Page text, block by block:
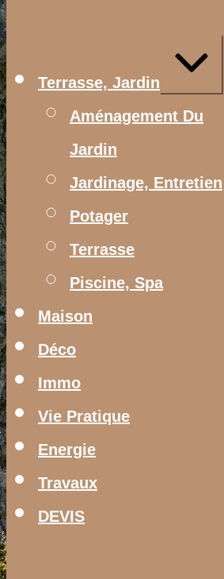
au
contenu
Terrasse, Jardin
Aménagement Du
Jardin
Jardinage, Entretien
Potager
Terrasse
Piscine, Spa
Maison
Déco
Immo
Vie Pratique
Energie
Travaux
DEVIS